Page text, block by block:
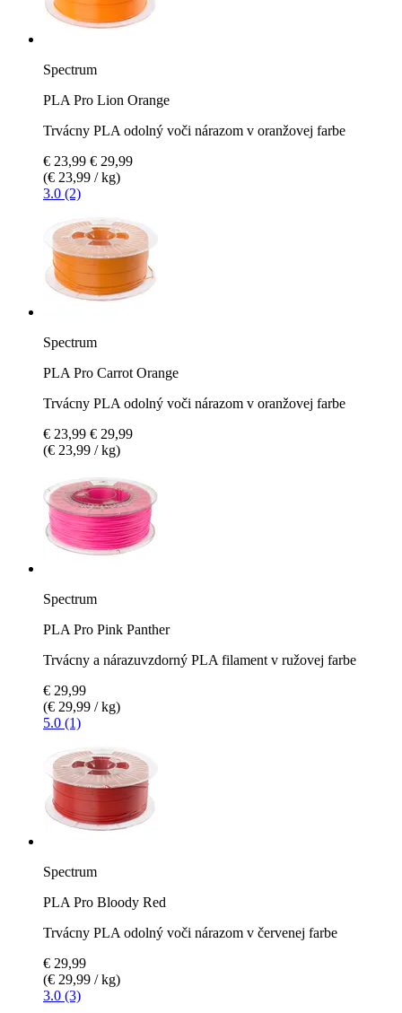
Spectrum
PLA Pro Lion Orange
Trvácny PLA odolný voči nárazom v oranžovej farbe
€ 23,99 € 29,99
(€ 23,99 / kg)
3.0 (2)
Spectrum
PLA Pro Carrot Orange
Trvácny PLA odolný voči nárazom v oranžovej farbe
€ 23,99 € 29,99
(€ 23,99 / kg)
Spectrum
PLA Pro Pink Panther
Trvácny a nárazuvzdorný PLA filament v ružovej farbe
€ 29,99
(€ 29,99 / kg)
5.0 (1)
Spectrum
PLA Pro Bloody Red
Trvácny PLA odolný voči nárazom v červenej farbe
€ 29,99
(€ 29,99 / kg)
3.0 (3)